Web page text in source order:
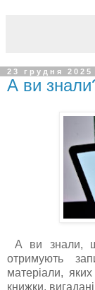
23 грудня 2025
А ви
А ви знали, що
отримують
матеріали,
книжки,